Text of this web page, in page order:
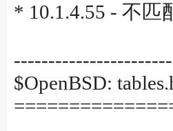
* 10.1.4.55 - 不匹
$OpenBSD: